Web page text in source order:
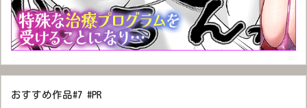
おすすめ作品#7 #PR